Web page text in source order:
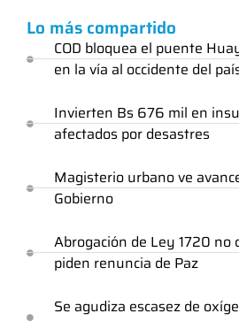
Lo más compartido
COD bloquea el puente
en la vía al occidente del
Invierten Bs 676 mil en
afectados por desastres
Magisterio urbano ve
Gobierno
Abrogación de Ley 1720 no
piden renuncia de Paz
Se agudiza escasez de